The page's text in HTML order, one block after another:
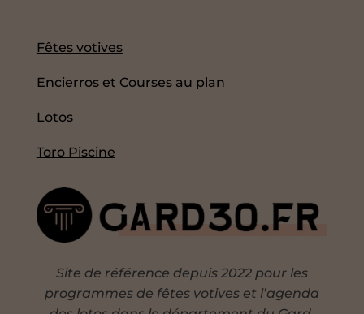
Fêtes votives
Encierros et Courses au plan
Lotos
Toro Piscine
Site de référence depuis 2022 pour les
programmes de fêtes votives et l’agenda